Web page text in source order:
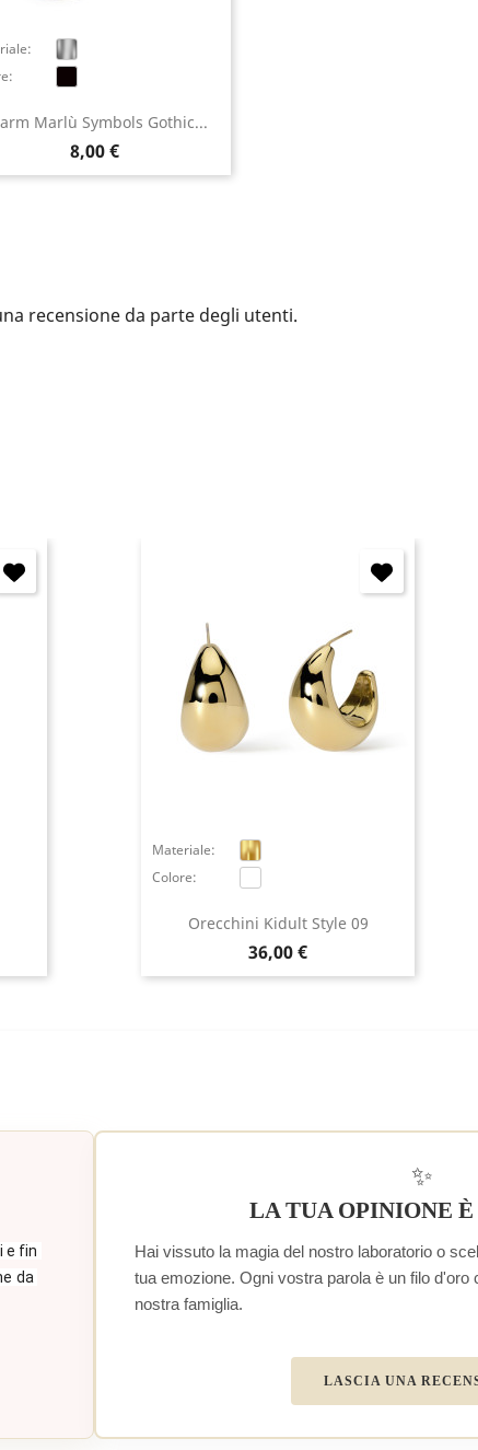
Marlù Symbols Gothic...
Prezzo
8,00 €
recensione da parte degli utenti.
Orecchini Kidult Style 09
Prezzo
36,00 €
Materiale:
Colore:
e fin
da
✨
LA TUA OPINIONE
Hai vissuto la magia del nostro laboratorio o
tua emozione. Ogni vostra parola è un filo d'oro
nostra famiglia.
LASCIA UNA